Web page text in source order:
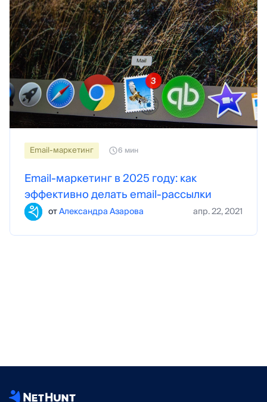
Email-маркетинг 6 мин
Email-маркетинг в 2025 году: как
эффективно делать email-рассылки
отАлександра Азарова апр. 22, 2021